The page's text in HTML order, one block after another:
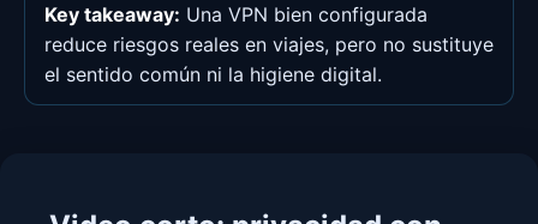
Key takeaway: Una VPN bien configurada
reduce riesgos reales en viajes, pero no sustituye
el sentido común ni la higiene digital.